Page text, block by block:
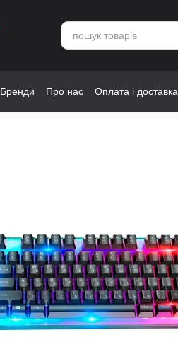
Бренди Про нас Оплата і доставка